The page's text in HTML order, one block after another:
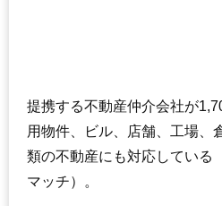
提携する不動産仲介会社が
用物件、ビル、店舗、工場、
類の不動産にも対応している
マッチ）。